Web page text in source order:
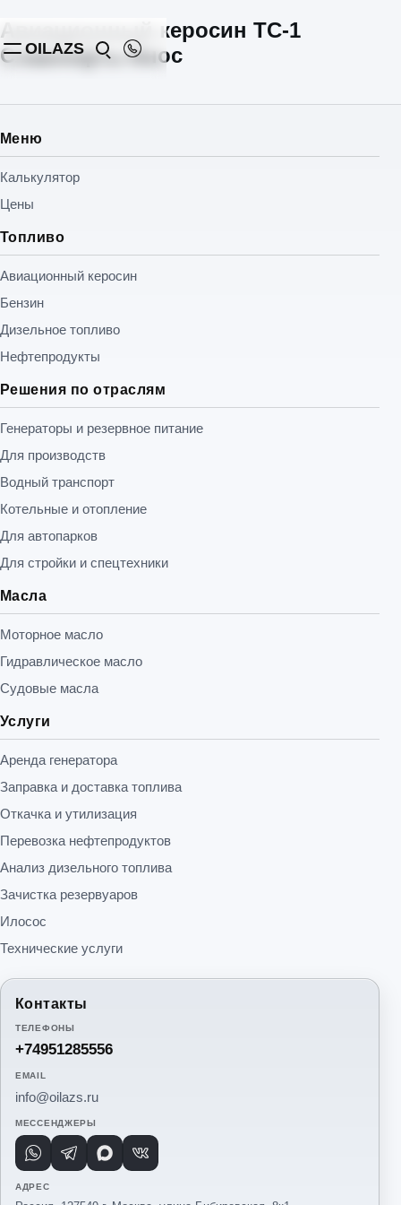
OILAZS
Авиационный керосин ТС-1
Славнефть-Янос
Меню
Калькулятор
Цены
Топливо
Авиационный керосин
Бензин
Дизельное топливо
Нефтепродукты
Решения по отраслям
Генераторы и резервное питание
Для производств
Водный транспорт
Котельные и отопление
Для автопарков
Для стройки и спецтехники
Масла
Моторное масло
Гидравлическое масло
Судовые масла
Услуги
Аренда генератора
Заправка и доставка топлива
Откачка и утилизация
Перевозка нефтепродуктов
Анализ дизельного топлива
Зачистка резервуаров
Илосос
Технические услуги
Контакты
ТЕЛЕФОНЫ
+74951285556
EMAIL
info@oilazs.ru
МЕССЕНДЖЕРЫ
WhatsAppTelegramMax VK
АДРЕС